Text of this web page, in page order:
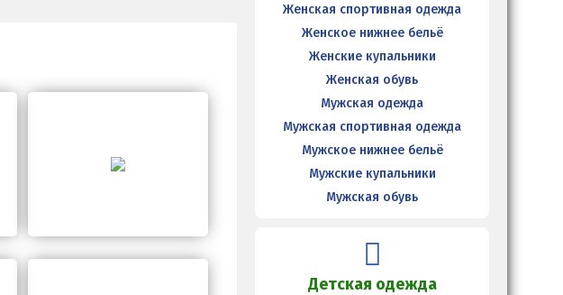
Женская спортивная одежда
Женское нижнее бельё
Женские купальники
Женская обувь
Мужская одежда
Мужская спортивная одежда
Мужское нижнее бельё
Мужские купальники
Мужская обувь
Детская одежда